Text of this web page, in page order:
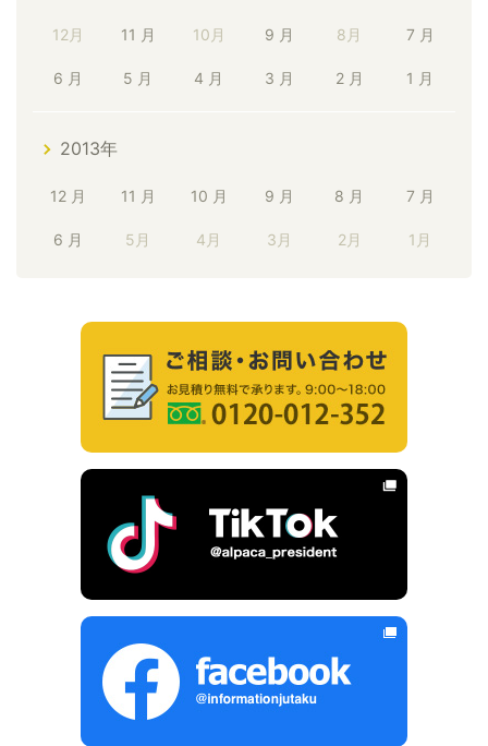
12月 11 月 10月 9 月 8月 7 月
6 月 5 月 4 月 3 月 2 月 1 月
2013年
12 月 11 月 10 月 9 月 8 月 7 月
6 月 5月 4月 3月 2月 1月